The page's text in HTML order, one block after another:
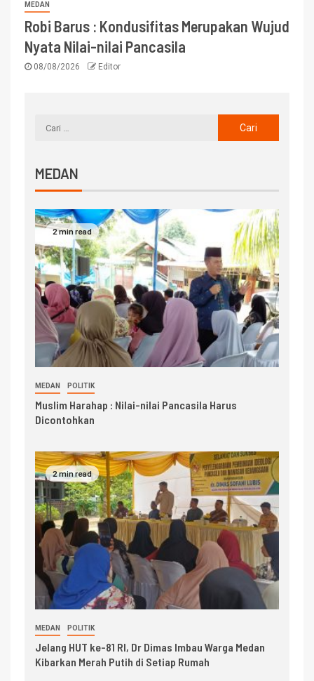
MEDAN
Robi Barus : Kondusifitas Merupakan Wujud
Nyata Nilai-nilai Pancasila
08/08/2026 Editor
MEDAN
2 min read
MEDAN POLITIK
Muslim Harahap : Nilai-nilai Pancasila Harus
Dicontohkan
2 min read
MEDAN POLITIK
Jelang HUT ke-81 RI, Dr Dimas Imbau Warga Medan
Kibarkan Merah Putih di Setiap Rumah